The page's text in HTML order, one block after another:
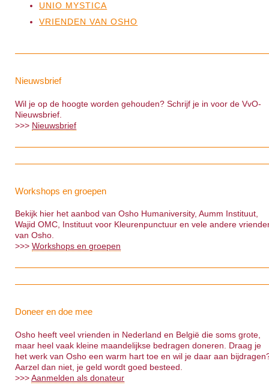
UNIO MYSTICA
VRIENDEN VAN OSHO
Nieuwsbrief
Wil je op de hoogte worden gehouden? Schrijf je in voor de VvO-
Nieuwsbrief.
>>> Nieuwsbrief
Workshops en groepen
Bekijk hier het aanbod van Osho Humaniversity, Aumm Instituut,
Wajid OMC, Instituut voor Kleurenpunctuur en vele andere
van Osho.
>>>Workshops en groepen
Doneer en doe mee
Osho heeft veel vrienden in Nederland en België die soms grote,
maar heel vaak kleine maandelijkse bedragen doneren. Draag je
het werk van Osho een warm hart toe en wil je daar aan
Aarzel dan niet, je geld wordt goed besteed.
>>>Aanmelden als donateur